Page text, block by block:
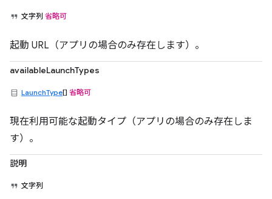
文字列 省略可
起動 URL（アプリの場合のみ存在します）。
availableLaunchTypes
LaunchType[] 省略可
現在利用可能な起動タイプ（アプリの場合のみ存在しま
す）。
説明
文字列